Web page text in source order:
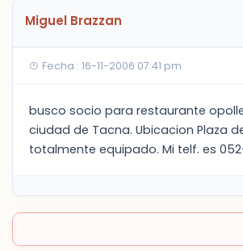
Miguel Brazzan
Fecha : 16-11-2006 07:41 pm
busco socio para restaurante
ciudad de Tacna. Ubicacion Plaza
totalmente equipado. Mi telf. es